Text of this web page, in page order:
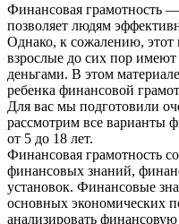
Финансовая грамотность
позволяет людям
Однако, к сожалению,
взрослые до сих пор
деньгами. В этом
ребенка финансовой
Для вас мы подготовили
рассмотрим все варианты
от 5 до 18 лет.
Финансовая грамотность
финансовых знаний,
установок. Финансовые
основных экономических
анализировать